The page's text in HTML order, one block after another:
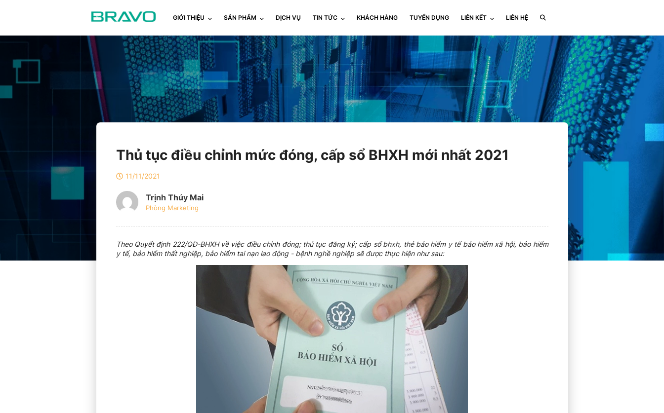
GIỚI THIỆU SẢN PHẨM DỊCH VỤ TIN TỨC KHÁCH HÀNG TUYỂN DỤNG LIÊN KẾT LIÊN HỆ
Thủ tục điều chỉnh mức đóng, cấp sổ BHXH mới nhất 2021
11/11/2021
Trịnh Thúy Mai
Phòng Marketing
Theo Quyết định 222/QĐ-BHXH về việc điều chỉnh đóng; thủ tục đăng ký; cấp sổ bhxh, thẻ bảo hiểm y tế bảo hiểm xã hội, bảo hiểm
y tế, bảo hiểm thất nghiệp, bảo hiểm tai nạn lao động - bệnh nghề nghiệp sẽ được thực hiện như sau: